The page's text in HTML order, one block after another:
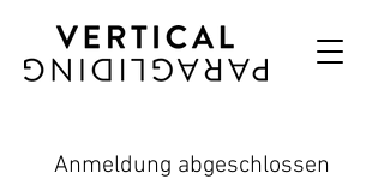
Anmeldung abgeschlossen